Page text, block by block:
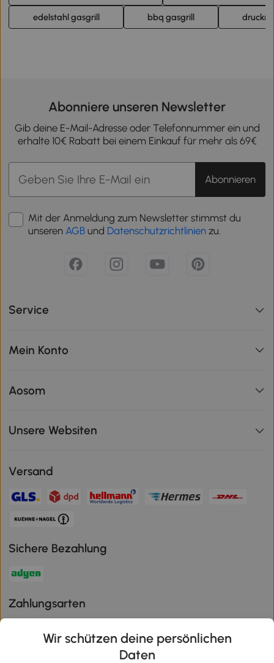
edelstahl gasgrill bbq gasgrill
Abonniere unseren Newsletter
Gib deine E-Mail-Adresse oder Telefonnummer ein und
erhalte 10€ Rabatt bei einem Einkauf für mehr als 69€
Abonnieren
Mit der Anmeldung zum Newsletter stimmst du
unseren AGB und Datenschutzrichtlinien zu.
Service
Mein Konto
Aosom
Unsere Websiten
Versand
Sichere Bezahlung
Zahlungsarten
Wir schützen deine persönlichen
Daten